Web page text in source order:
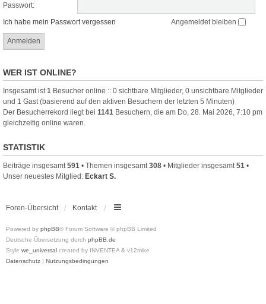
Passwort:
Ich habe mein Passwort vergessen
Angemeldet bleiben
WER IST ONLINE?
Insgesamt ist1 Besucher online :: 0 sichtbare Mitglieder, 0 unsichtbare Mitglieder
und 1 Gast (basierend auf den aktiven Besuchern der letzten 5 Minuten)
Der Besucherrekord liegt bei 1141 Besuchern, die am Do, 28. Mai 2026, 7:10 pm
gleichzeitig online waren.
STATISTIK
Beiträge insgesamt591 • Themen insgesamt308 • Mitglieder insgesamt51 •
Unser neuestes Mitglied: Eckart S.
Foren-Übersicht Kontakt
Powered by phpBB® Forum Software © phpBB Limited
Deutsche Übersetzung durch phpBB.de
Style we_universal created by INVENTEA & v12mike
Datenschutz | Nutzungsbedingungen